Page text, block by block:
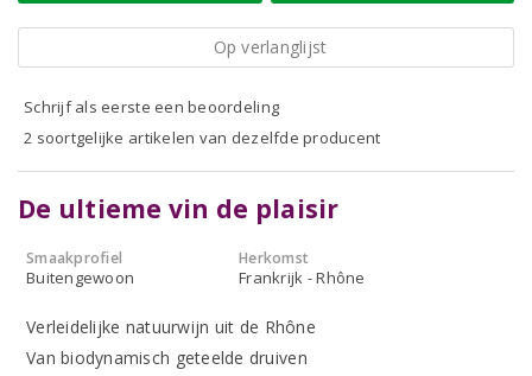
Op verlanglijst
Schrijf als eerste een beoordeling
2 soortgelijke artikelen van dezelfde producent
De ultieme vin de plaisir
Smaakprofiel
Buitengewoon
Herkomst
Frankrijk - Rhône
Verleidelijke natuurwijn uit de Rhône
Van biodynamisch geteelde druiven